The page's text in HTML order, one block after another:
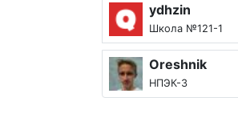
ydhzin
Школа №121-1
Oreshnik
НПЭК-3